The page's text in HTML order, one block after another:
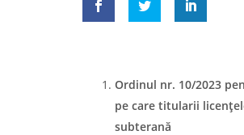
Ordinul nr. 10/2023
pe care titularii
subterană